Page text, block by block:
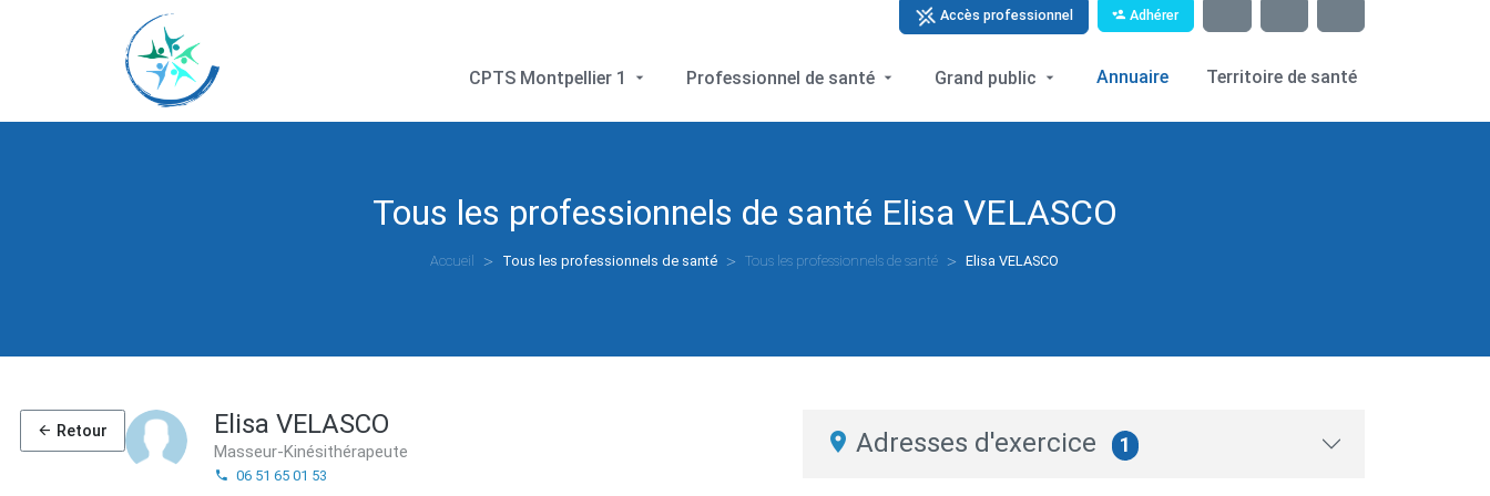
Accès professionnel Adhérer
CPTS Montpellier 1 Professionnel de santé Grand public Annuaire Territoire de santé
Tous les professionnels de santé Elisa VELASCO
Accueil Tous les professionnels de santé Tous les professionnels de santé Elisa VELASCO
Retour Elisa VELASCO
Masseur-Kinésithérapeute
06 51 65 01 53
Adresses d'exercice 1